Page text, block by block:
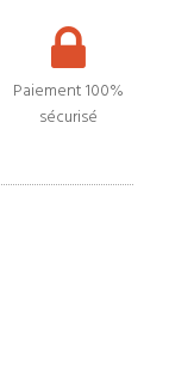
Paiement 100%
sécurisé